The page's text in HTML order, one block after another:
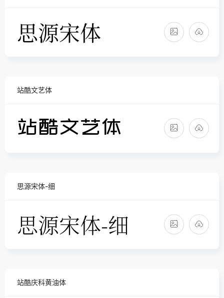
站酷文艺体
思源宋体-细
站酷庆科黄油体